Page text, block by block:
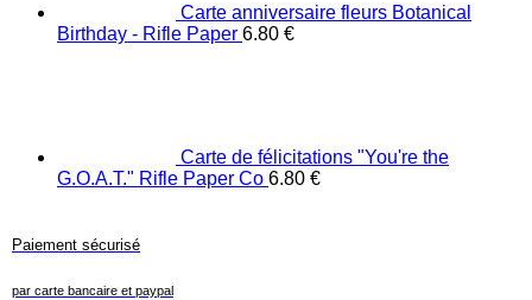
Carte anniversaire fleurs Botanical
Birthday - Rifle Paper 6.80 €
Carte de félicitations "You're the
G.O.A.T." Rifle Paper Co 6.80 €
Paiement sécurisé
par carte bancaire et paypal